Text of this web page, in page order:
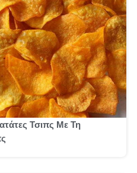
Τσιπς Με Τη